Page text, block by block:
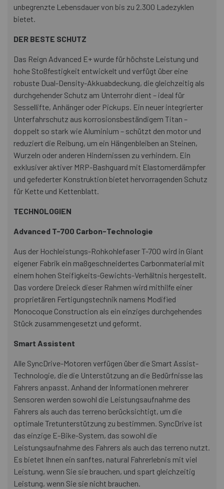
unbegrenzte Lebensdauer von bis zu 2.300 Ladezyklen
bietet.
DER BESTE SCHUTZ
Das Reign Advanced E+ wurde für höchste Leistung und
hohe Stoßfestigkeit entwickelt und verfügt über eine
robuste Dual-Density-Akkuabdeckung, die gleichzeitig als
durchgehender Schutz am Unterrohr dient – ideal für
Sessellifte, Anhänger oder Pickups. Ein neuer integrierter
Unterfahrschutz aus korrosionsbeständigem Titan –
doppelt so stark wie Aluminium – schützt den motor und
reduziert die Reibung, um ein Hängenbleiben an Steinen,
Wurzeln oder anderen Hindernissen zu verhindern. Ein
exklusiver aktiver MRP-Bashguard mit Elastomerdämpfer
und gefederter Konstruktion bietet hervorragenden Schutz
für Kette und Kettenblatt.
TECHNOLOGIEN
Advanced T-700 Carbon-Technologie
Aus der Hochleistungs-Rohkohlefaser T-700 wird in Giant
eigener Fabrik ein maßgeschneidertes Carbonmaterial mit
einem hohen Steifigkeits-Gewichts-Verhältnis hergestellt.
Das vordere Dreieck dieser Rahmen wird mithilfe einer
proprietären Fertigungstechnik namens Modified
Monocoque Construction als ein einziges durchgehendes
Stück zusammengesetzt und geformt.
Smart Assistent
Alle SyncDrive-Motoren verfügen über die Smart Assist-
Technologie, die die Unterstützung an die Bedürfnisse las
Fahrers anpasst. Anhand der Informationen mehrerer
Sensoren werden sowohl die Leistungsaufnahme des
Fahrers als auch das terreno berücksichtigt, um die
optimale Tretunterstützung zu bestimmen. SyncDrive ist
das einzige E-Bike-System, das sowohl die
Leistungsaufnahme des Fahrers als auch das terreno nutzt.
Es bietet Ihnen ein sanftes, natural Fahrerlebnis mit viel
Leistung, wenn Sie sie brauchen, und spart gleichzeitig
Leistung, wenn Sie sie nicht brauchen.